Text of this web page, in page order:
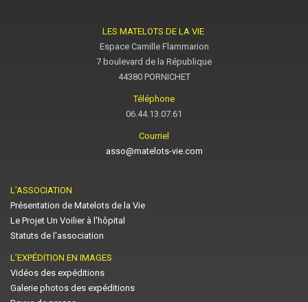
LES MATELOTS DE LA VIE
Espace Camille Flammarion
7 boulevard de la République
44380 PORNICHET
Téléphone
06.44.13.07.61
Courriel
asso@matelots-vie.com
L’ASSOCIATION
Présentation de Matelots de la Vie
Le Projet Un Voilier à l'hôpital
Statuts de l'association
L’EXPÉDITION EN IMAGES
Vidéos des expéditions
Galerie photos des expéditions